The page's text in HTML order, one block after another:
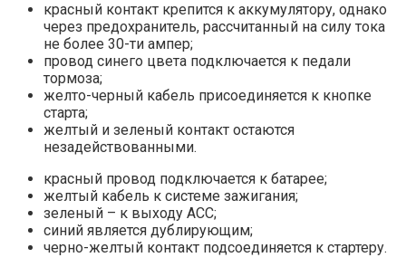
красный контакт крепится к аккумулятору, однако
через предохранитель, рассчитанный на силу тока
не более 30-ти ампер;
провод синего цвета подключается к педали
тормоза;
желто-черный кабель присоединяется к кнопке
старта;
желтый и зеленый контакт остаются
незадействованными.
красный провод подключается к батарее;
желтый кабель к системе зажигания;
зеленый – к выходу АСС;
синий является дублирующим;
черно-желтый контакт подсоединяется к стартеру.